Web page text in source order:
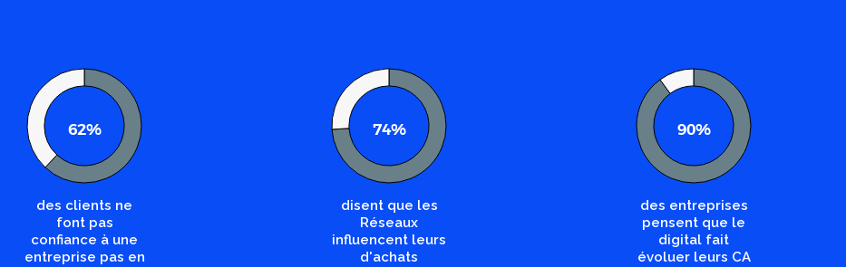
62%
des clients ne
font pas
confiance à une
entreprise pas en
74%
disent que les
Réseaux
influencent leurs
d'achats
90%
des entreprises
pensent que le
digital fait
évoluer leurs CA